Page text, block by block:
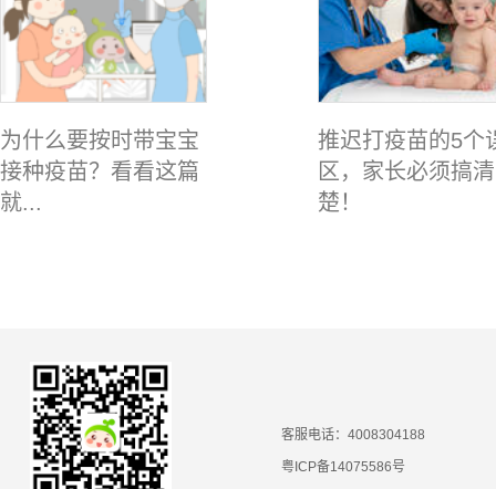
为什么要按时带宝宝
接种疫苗？看看这篇
就...
推迟打疫苗的5个
区，家长必须搞清
楚！
客服电话：4008304188
粤ICP备14075586号